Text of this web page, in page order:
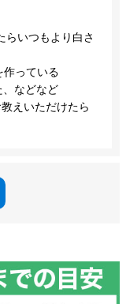
らいつもより白さ
作っている
、などなど
えいただけたら